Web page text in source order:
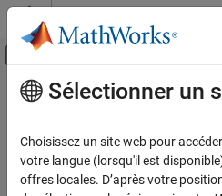
Passer au contenu
Activer/désactiver
Accueil de la documentation
Simulink Real-Time
Model Preparation for Real-Time Execution
Contenu principal
Functional Mock-
Apply FMU blocks inSimulink®
simulation
Sélectionner un
Choisissez un site web pour
votre langue (lorsqu'il est
offres locales. D’après votre